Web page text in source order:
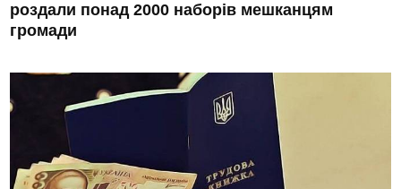
роздали понад 2000 наборів мешканцям
громади